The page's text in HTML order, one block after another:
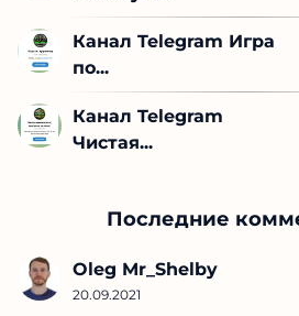
Канал Telegram Игра
по...
Канал Telegram
Чистая...
Последние
Oleg Mr_Shelby
20.09.2021